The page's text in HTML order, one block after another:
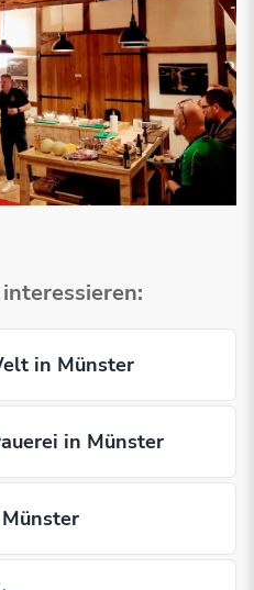
in Münster
in Münster